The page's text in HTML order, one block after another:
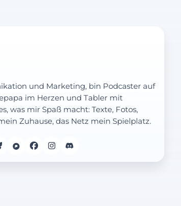
und Marketing, bin Podcaster auf
im Herzen und Tabler mit
was mir Spaß macht: Texte, Fotos,
Zuhause, das Netz mein Spielplatz.